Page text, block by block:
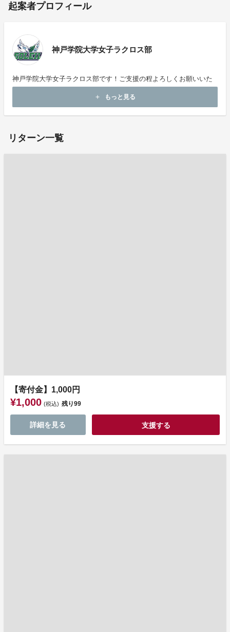
起案者プロフィール
神戸学院大学女子ラクロス部
神戸学院大学女子ラクロス部です！ご支援の程よろしくお願いいた
します！
add もっと見る
リターン一覧
【寄付金】1,000円
¥1,000 (税込) 残り99
詳細を見る 支援する